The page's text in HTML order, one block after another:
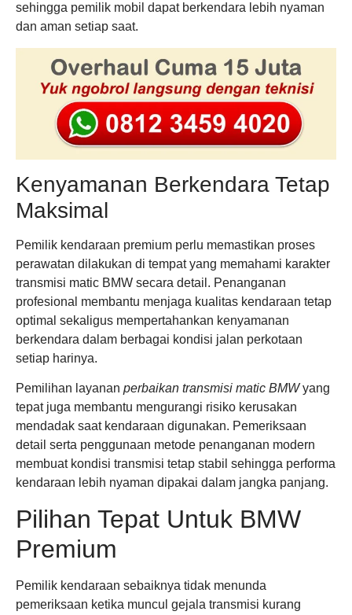
sehingga pemilik mobil dapat berkendara lebih nyaman
dan aman setiap saat.
Kenyamanan Berkendara Tetap
Maksimal
Pemilik kendaraan premium perlu memastikan proses
perawatan dilakukan di tempat yang memahami karakter
transmisi matic BMW secara detail. Penanganan
profesional membantu menjaga kualitas kendaraan tetap
optimal sekaligus mempertahankan kenyamanan
berkendara dalam berbagai kondisi jalan perkotaan
setiap harinya.
Pemilihan layanan perbaikan transmisi matic BMWyang
tepat juga membantu mengurangi risiko kerusakan
mendadak saat kendaraan digunakan. Pemeriksaan
detail serta penggunaan metode penanganan modern
membuat kondisi transmisi tetap stabil sehingga performa
kendaraan lebih nyaman dipakai dalam jangka panjang.
Pilihan Tepat Untuk BMW
Premium
Pemilik kendaraan sebaiknya tidak menunda
pemeriksaan ketika muncul gejala transmisi kurang